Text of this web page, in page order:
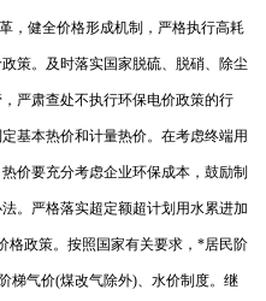
，健全价格形成机制，严格执行高耗
策。及时落实国家脱硫、脱硝、除尘
严肃查处不执行环保电价政策的行
基本热价和计量热价。在考虑终端用
价要充分考虑企业环保成本，鼓励制
。严格落实超定额超计划用水累进加
格政策。按照国家有关要求，*居民阶
梯气价(煤改气除外)、水价制度。继